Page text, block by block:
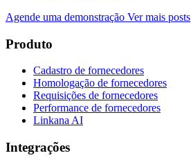
Agende uma demonstração Ver mais posts
Produto
Cadastro de fornecedores
Homologação de fornecedores
Requisições de fornecedores
Performance de fornecedores
Linkana AI
Integrações